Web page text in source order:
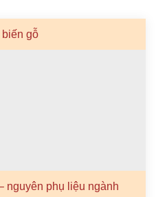
gỗ
nguyên phụ liệu ngành